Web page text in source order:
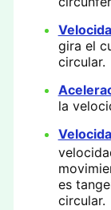
gira el
circular.
la
es
circular.